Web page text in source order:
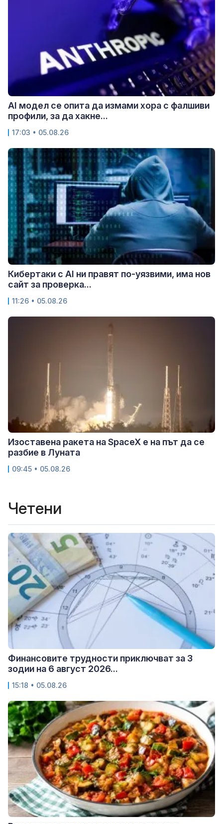
AI модел се опита да измами хора с фалшиви
профили, за да хакне...
17:03 • 05.08.26
Кибертаки с AI ни правят по-уязвими, има нов
сайт за проверка...
11:26 • 05.08.26
Изоставена ракета на SpaceX е на път да се
разбие в Луната
09:45 • 05.08.26
Четени
Финансовите трудности приключват за 3
зодии на 6 август 2026...
15:18 • 05.08.26